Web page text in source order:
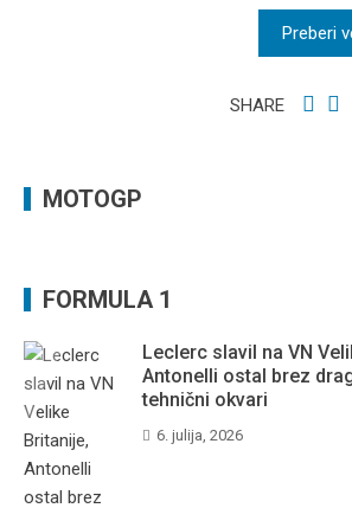
Preberi
SHARE
MOTOGP
FORMULA 1
Leclerc slavil na VN
Antonelli ostal brez
tehnični okvari
6. julija, 2026